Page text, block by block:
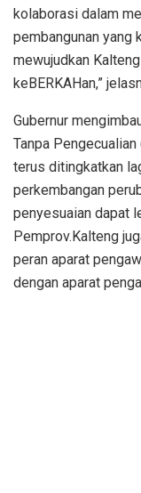
kolaborasi dalam
pembangunan yang
mewujudkan
keBERKAHan,”
Gubernur
Tanpa
terus ditingkatkan
perkembangan
penyesuaian dapat
Pemprov.Kalteng
peran aparat
dengan aparat